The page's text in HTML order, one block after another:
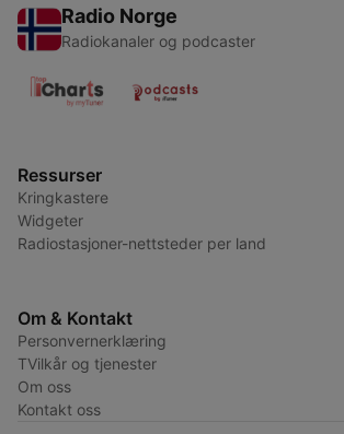
Radio Norge
Radiokanaler og podcaster
Ressurser
Kringkastere
Widgeter
Radiostasjoner-nettsteder per land
Om & Kontakt
Personvernerklæring
TVilkår og tjenester
Om oss
Kontakt oss